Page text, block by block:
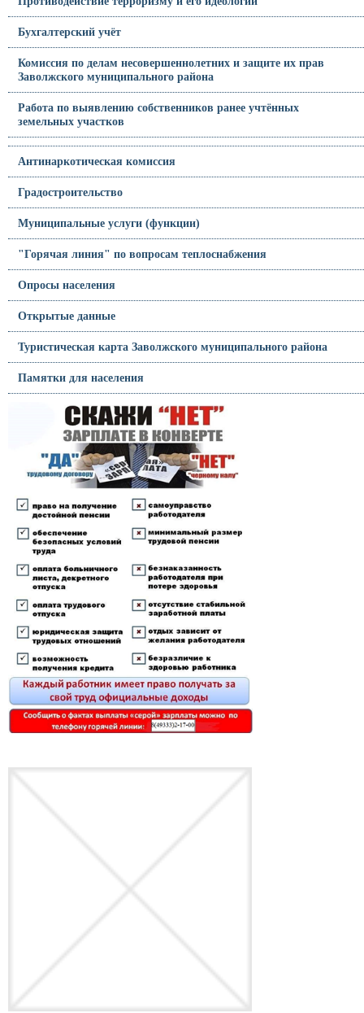
Бухгалтерский учёт
Комиссия по делам несовершеннолетних и защите их прав
Заволжского муниципального района
Работа по выявлению собственников ранее учтённых
земельных участков
Антинаркотическая комиссия
Градостроительство
Муниципальные услуги (функции)
"Горячая линия" по вопросам теплоснабжения
Опросы населения
Открытые данные
Туристическая карта Заволжского муниципального района
Памятки для населения